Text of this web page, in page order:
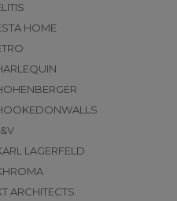
HOME
LAGERFELD
ARCHITECTS